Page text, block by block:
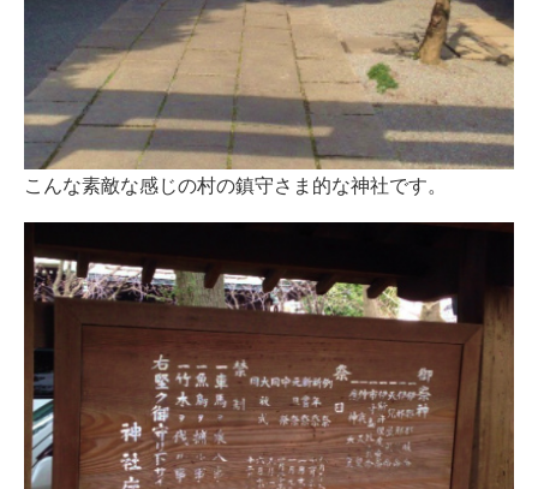
こんな素敵な感じの村の鎮守さま的な神社です。